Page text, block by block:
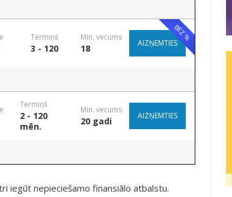
BEZ %
Termiņš
3 - 120
Min. vecums
18 AIZŅEMTIES
Termiņš
2 - 120
mēn.
Min. vecums
20 gadi AIZŅEMTIES
iegūt nepieciešamo finansiālo atbalstu.